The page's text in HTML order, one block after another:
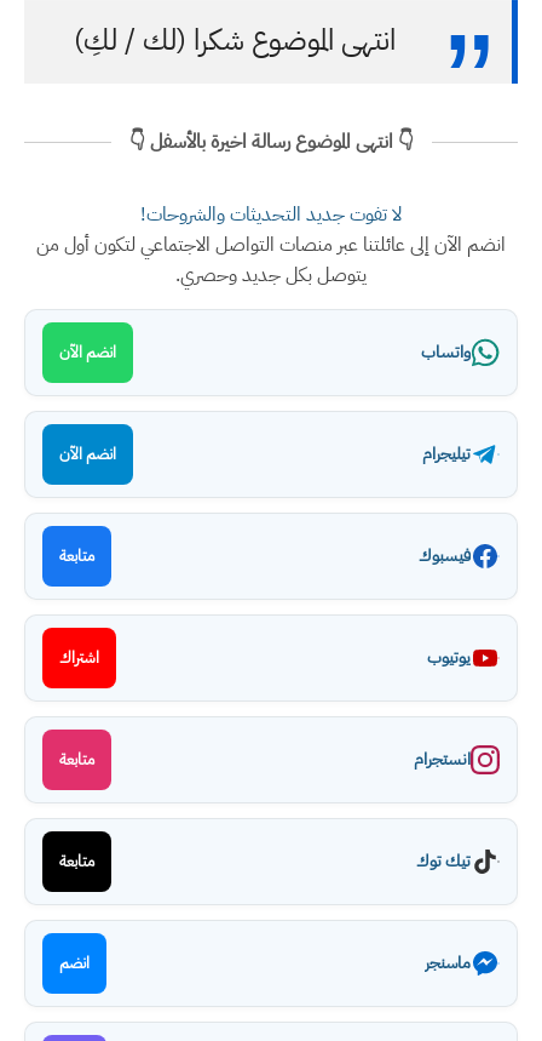
انتهى الموضوع شكرا (لك / لكِ)
👇 انتهى الموضوع رسالة اخيرة بالأسفل 👇
لا تفوت جديد التحديثات والشروحات!
انضم الآن إلى عائلتنا عبر منصات التواصل الاجتماعي لتكون أول من
يتوصل بكل جديد وحصري.
واتساب انضم الآن
تيليجرام انضم الآن
فيسبوك متابعة
يوتيوب اشتراك
انستجرام متابعة
تيك توك متابعة
ماسنجر انضم